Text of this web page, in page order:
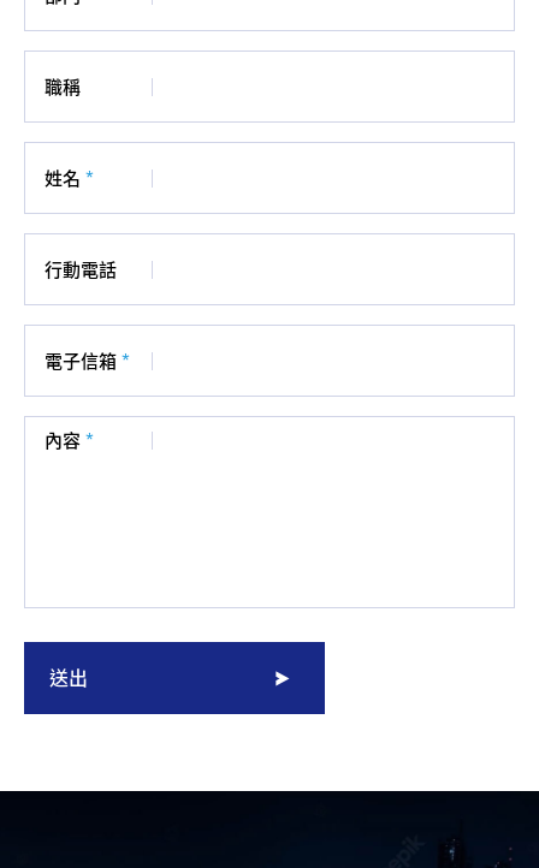
職稱
姓名 *
行動電話
電子信箱 *
內容 *
送出